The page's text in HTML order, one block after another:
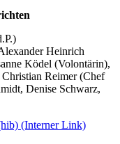
Heinrich
Ködel (Volontärin),
Reimer (Chef
Denise Schwarz,
(Interner Link)